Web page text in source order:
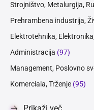
Strojništvo, Metalurgija,
Prehrambena industrija,
Elektrotehnika,
Administracija (97)
Management, Poslovno
Komerciala, Trženje (95)